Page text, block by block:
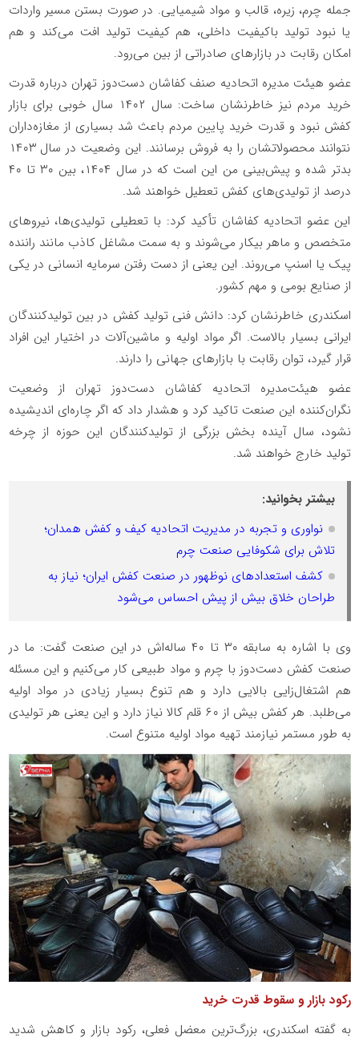
جمله چرم، زیره، قالب و مواد شیمیایی. در صورت بستن مسیر واردات
یا نبود تولید باکیفیت داخلی، هم کیفیت تولید افت می‌کند و هم
امکان رقابت در بازارهای صادراتی از بین می‌رود.
عضو هیئت مدیره اتحادیه صنف کفاشان دست‌دوز تهران درباره قدرت
خرید مردم نیز خاطرنشان ساخت: سال ۱۴۰۲ سال خوبی برای بازار
کفش نبود و قدرت خرید پایین مردم باعث شد بسیاری از مغازه‌داران
نتوانند محصولاتشان را به فروش برسانند. این وضعیت در سال ۱۴۰۳
بدتر شده و پیش‌بینی من این است که در سال ۱۴۰۴، بین ۳۰ تا ۴۰
درصد از تولیدی‌های کفش تعطیل خواهند شد.
این عضو اتحادیه کفاشان تأکید کرد: با تعطیلی تولیدی‌ها، نیروهای
متخصص و ماهر بیکار می‌شوند و به سمت مشاغل کاذب مانند راننده
پیک یا اسنپ می‌روند. این یعنی از دست رفتن سرمایه انسانی در یکی
از صنایع بومی و مهم کشور.
اسکندری خاطرنشان کرد: دانش فنی تولید کفش در بین تولیدکنندگان
ایرانی بسیار بالاست. اگر مواد اولیه و ماشین‌آلات در اختیار این افراد
قرار گیرد، توان رقابت با بازارهای جهانی را دارند.
عضو هیئت‌مدیره اتحادیه کفاشان دست‌دوز تهران از وضعیت
نگران‌کننده این صنعت تاکید کرد و هشدار داد که اگر چاره‌ای اندیشیده
نشود، سال آینده بخش بزرگی از تولیدکنندگان این حوزه از چرخه
تولید خارج خواهند شد.
بیشتر بخوانید:
نواوری و تجربه در مدیریت اتحادیه کیف و کفش همدان؛
تلاش برای شکوفایی صنعت چرم
کشف استعدادهای نوظهور در صنعت کفش ایران؛ نیاز به
طراحان خلاق بیش از پیش احساس می‌شود
وی با اشاره به سابقه ۳۰ تا ۴۰ ساله‌اش در این صنعت گفت: ما در
صنعت کفش دست‌دوز با چرم و مواد طبیعی کار می‌کنیم و این مسئله
هم اشتغال‌زایی بالایی دارد و هم تنوع بسیار زیادی در مواد اولیه
می‌طلبد. هر کفش بیش از ۶۰ قلم کالا نیاز دارد و این یعنی هر تولیدی
به طور مستمر نیازمند تهیه مواد اولیه متنوع است.
رکود بازار و سقوط قدرت خرید
به گفته اسکندری، بزرگ‌ترین معضل فعلی، رکود بازار و کاهش شدید